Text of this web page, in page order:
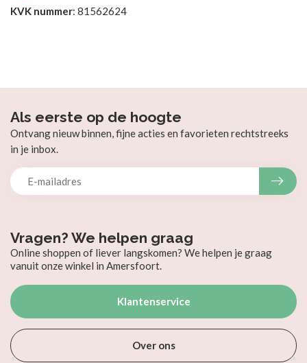
KVK nummer: 81562624
Vragen? We helpen graag
Online shoppen of liever langskomen? We helpen je graag
vanuit onze winkel in Amersfoort.
Klantenservice
Over ons
Als eerste op de hoogte
Ontvang nieuw binnen, fijne acties en favorieten rechtstreeks
in je inbox.